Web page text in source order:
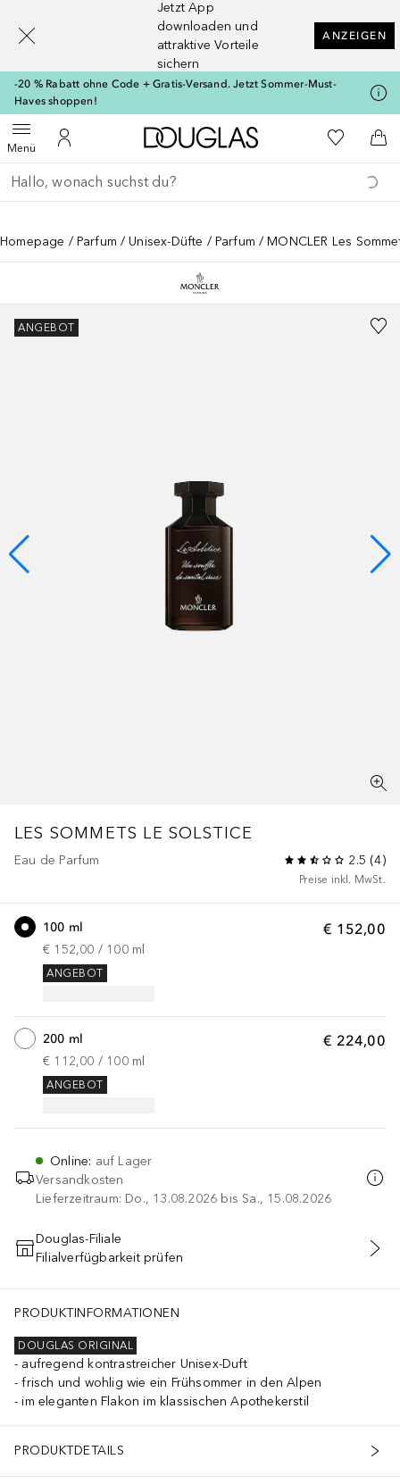
Jetzt App
downloaden und
attraktive Vorteile
sichern
ANZEIGEN
-20 % Rabatt ohne Code + Gratis-Versand. Jetzt Sommer-Must-
Haves shoppen!
MenüMenü öffnenZu Meinem Kundenkonto
Zur Douglas Startseite
Zu Meiner
Gehe zurück
Suche ausführen
Homepage Parfum Unisex-Düfte Parfum MONCLER Les
ANGEBOT
LES SOMMETS LE SOLSTICE
Eau de Parfum 2.5 (4)
Preise inkl. MwSt.
€ 152,00
100 ml
€ 152,00 / 100 ml
ANGEBOT
€ 224,00
200 ml
€ 112,00 / 100 ml
ANGEBOT
Online: auf Lager
Versandkosten
Lieferzeitraum: Do., 13.08.2026 bis Sa., 15.08.2026
IN DEN WARENKORB
Douglas-Filiale
Filialverfügbarkeit prüfen
PRODUKTINFORMATIONEN
DOUGLAS ORIGINAL
aufregend kontrastreicher Unisex-Duft
frisch und wohlig wie ein Frühsommer in den Alpen
im eleganten Flakon im klassischen Apothekerstil
PRODUKTDETAILS
[navigation.slideout.screenreader]